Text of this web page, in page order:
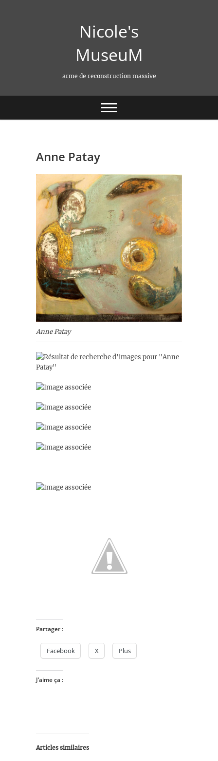
Nicole's
MuseuM
arme de reconstruction massive
Anne Patay
Anne Patay
Partager :
Facebook X Plus
J’aime ça :
Articles similaires